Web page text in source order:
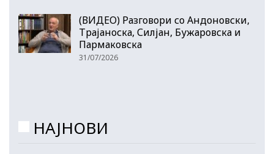
(ВИДЕО) Разговори со Андоновски,
Трајаноска, Силјан, Бужаровска и
Пармаковска
31/07/2026
НАЈНОВИ